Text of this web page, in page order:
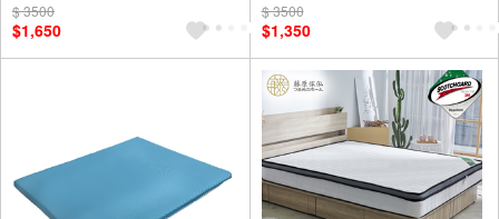
訂單滿1499享9折
$ 3500
$1,650
訂單滿1499享9折
$ 3500
$1,350